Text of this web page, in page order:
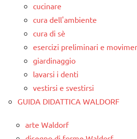
cucinare
cura dell'ambiente
cura di sè
esercizi preliminari e
giardinaggio
lavarsi i denti
vestirsi e svestirsi
GUIDA DIDATTICA WALDORF
arte Waldorf